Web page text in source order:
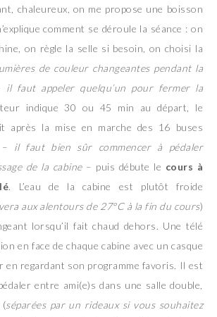
chaleureux, on me propose une boisson
comment se déroule la séance : on
on règle la selle si besoin, on choisi la
de couleur changeantes pendant la
il faut appeler quelqu’un pour fermer la
indique 30 ou 45 min au départ, le
après la mise en marche des 16 buses
il faut bien sûr commencer à pédaler
de la cabine– puis débute le cours à
. L’eau de la cabine est plutôt froide
aux alentours de 27°C à la fin du cours)
lorsqu’il fait chaud dehors. Une télé
en face de chaque cabine avec un casque
en regardant son programme favoris. Il est
entre ami(e)s dans une salle double,
(séparées par un rideaux si vous souhaitez